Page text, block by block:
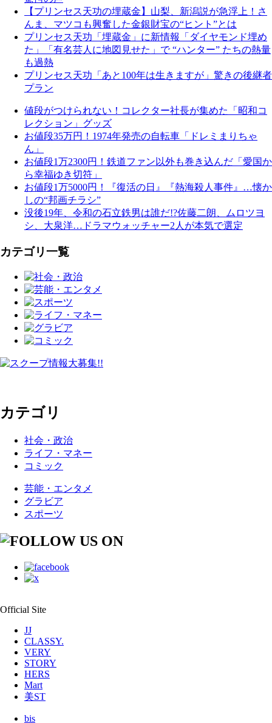
【プリンセス天功の埋蔵金】山梨、新潟説が急浮上！さ
んま、マツコも興奮した金銀財宝の“ヒント”とは
プリンセス天功「埋蔵金」に新情報「ダイヤモンド埋め
た」「有名芸人に地図見せた」で “ハンター” たちの熱量
も過熱
プリンセス天功「あと100年は生きますが」驚きの後継者
プラン
値段がつけられない！コレクター社長が集めた「昭和コ
レクション」グッズ
お値段35万円！1974年発売の自転車「ドレミまりちゃ
ん」
お値段1万2300円！鉄道ファン以外も巻き込んだ「愛国か
ら幸福ゆき切符」
お値段1万5000円！『復活の日』『熱海殺人事件』…懐か
しの“邦画チラシ”
没後19年、令和の石立鉄男は誰だ!?佐藤二朗、ムロツヨ
シ、大泉洋…ドラマウォッチャー2人が本気で選定
カテゴリ一覧
カテゴリ
社会・政治
ライフ・マネー
コミック
芸能・エンタメ
グラビア
スポーツ
Official Site
JJ
CLASSY.
VERY
STORY
HERS
Mart
美ST
bis